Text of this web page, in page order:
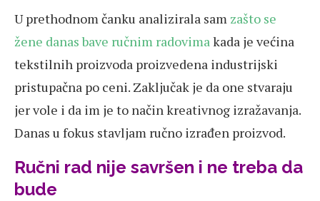
U prethodnom čanku analizirala sam zašto se
žene danas bave ručnim radovimakada je većina
tekstilnih proizvoda proizvedena industrijski
pristupačna po ceni. Zaključak je da one stvaraju
jer vole i da im je to način kreativnog izražavanja.
Danas u fokus stavljam ručno izrađen proizvod.
Ručni rad nije savršen i ne treba da
bude